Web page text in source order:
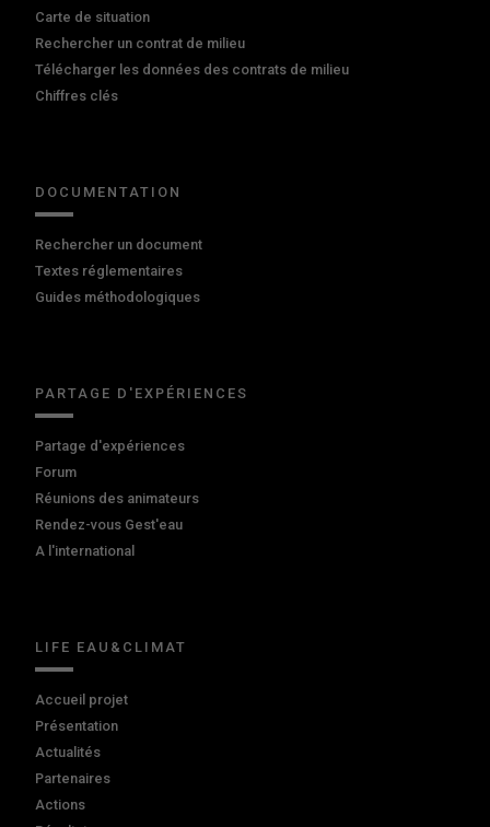
Carte de situation
Rechercher un contrat de milieu
Télécharger les données des contrats de milieu
Chiffres clés
DOCUMENTATION
Rechercher un document
Textes réglementaires
Guides méthodologiques
PARTAGE D'EXPÉRIENCES
Partage d'expériences
Forum
Réunions des animateurs
Rendez-vous Gest'eau
A l'international
LIFE EAU&CLIMAT
Accueil projet
Présentation
Actualités
Partenaires
Actions